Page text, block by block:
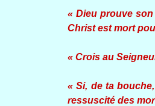
« Dieu prouve
Christ est mort
« Crois au
« Si, de ta
ressuscité des